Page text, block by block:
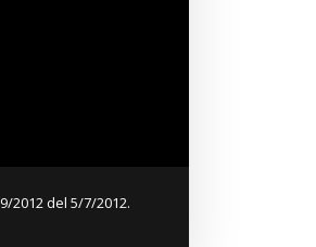
2012 del 5/7/2012.